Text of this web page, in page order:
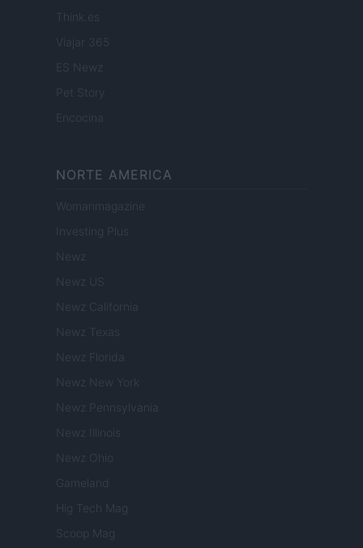
Think.es
Viajar 365
ES Newz
Encocina
NORTE AMERICA
Womanmagazine
Investing Plus
Newz
Newz US
Newz California
Newz Texas
Newz Florida
Newz New York
Newz Pennsylvania
Newz Illinois
Newz Ohio
Gameland
Hig Tech Mag
Scoop Mag